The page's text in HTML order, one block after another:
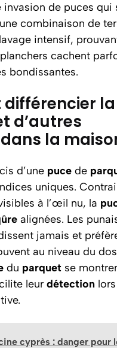
de puces qui
combinaison de
intensif,
cachent
bondissantes.
d’autres
la
d’une puce de
uniques.
à l’œil nu, la
alignées. Les
jamais et
au niveau du
du parquet se
leur détection
cyprès : danger pour